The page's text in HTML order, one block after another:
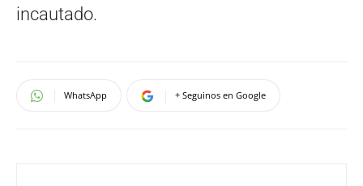
incautado.
WhatsApp + Seguinos en Google